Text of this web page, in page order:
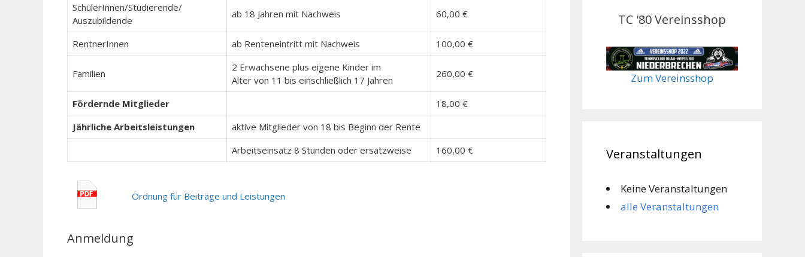
SchülerInnen/Studierende/
Auszubildende
ab 18 Jahren mit Nachweis 60,00 €
RentnerInnen ab Renteneintritt mit Nachweis 100,00 €
Familien
2 Erwachsene plus eigene Kinder im
Alter von 11 bis einschließlich 17 Jahren
260,00 €
Fördernde Mitglieder
18,00 €
Jährliche Arbeitsleistungen
aktive Mitglieder von 18 bis Beginn der Rente
Arbeitseinsatz 8 Stunden oder ersatzweise
160,00 €
Ordnung für Beiträge und Leistungen
Anmeldung
TC '80 Vereinsshop
Zum Vereinsshop
Veranstaltungen
Keine Veranstaltungen
alle Veranstaltungen